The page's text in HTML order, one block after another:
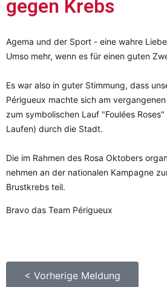
gegen Krebs
Agema und der Sport - eine wahre
Umso mehr, wenn es für einen guten
Es war also in guter Stimmung, dass
Périgueux machte sich am
zum symbolischen Lauf "Foulées
Laufen) durch die Stadt.
Die im Rahmen des Rosa Oktobers
nehmen an der nationalen Kampagne
Brustkrebs teil.
Bravo das Team Périgueux
< Vorherige Meldung